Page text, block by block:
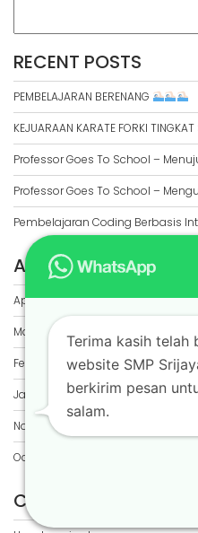
RECENT POSTS
PEMBELAJARAN BERENANG
KEJUARAAN KARATE FORKI TINGKAT
Professor Goes To School –
Professor Goes To School –
Pembelajaran Coding Berbasis
ARCHIVES
April 2026
March 2026
February 2026
January 2026
November 2025
October 2025
CATEGORIES
Terima kasih telah
website SMP
berkirim pesan
salam.